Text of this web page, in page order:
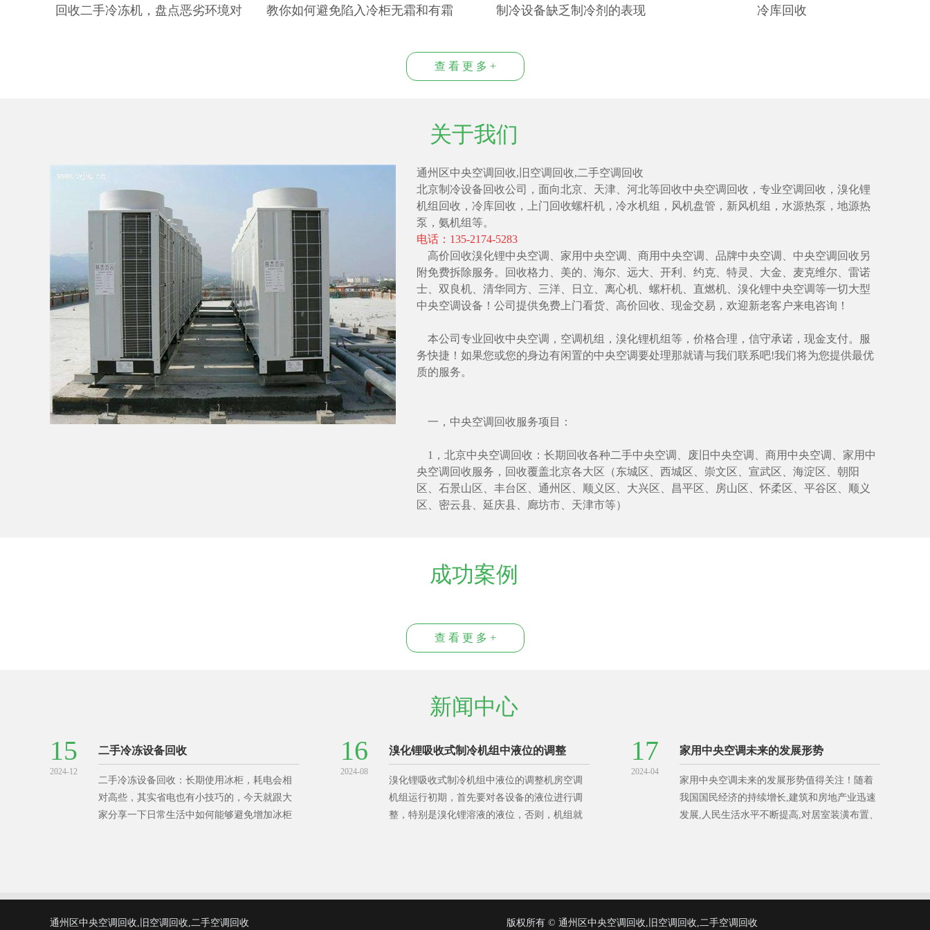
回收二手冷冻机，盘点恶劣环境对
教你如何避免陷入冷柜无霜和有霜
制冷设备缺乏制冷剂的表现 冷库回收
查 看 更 多 +
关于我们
通州区中央空调回收,旧空调回收,二手空调回收
北京制冷设备回收公司，面向北京、天津、河北等回收中央空调回收，专业空调回收，溴化锂
机组回收，冷库回收，上门回收螺杆机，冷水机组，风机盘管，新风机组，水源热泵，地源热
泵，氨机组等。
电话：135-2174-5283
高价回收溴化锂中央空调、家用中央空调、商用中央空调、品牌中央空调、中央空调回收另
附免费拆除服务。回收格力、美的、海尔、远大、开利、约克、特灵、大金、麦克维尔、雷诺
士、双良机、清华同方、三洋、日立、离心机、螺杆机、直燃机、溴化锂中央空调等一切大型
中央空调设备！公司提供免费上门看货、高价回收、现金交易，欢迎新老客户来电咨询！
本公司专业回收中央空调，空调机组，溴化锂机组等，价格合理，信守承诺，现金支付。服
务快捷！如果您或您的身边有闲置的中央空调要处理那就请与我们联系吧!我们将为您提供最优
质的服务。
一，中央空调回收服务项目：
1，北京中央空调回收：长期回收各种二手中央空调、废旧中央空调、商用中央空调、家用中
央空调回收服务，回收覆盖北京各大区（东城区、西城区、崇文区、宣武区、海淀区、朝阳
区、石景山区、丰台区、通州区、顺义区、大兴区、昌平区、房山区、怀柔区、平谷区、顺义
区、密云县、延庆县、廊坊市、天津市等）
成功案例
查 看 更 多 +
新闻中心
15
2024-12
二手冷冻设备回收
二手冷冻设备回收：长期使用冰柜，耗电会相
对高些，其实省电也有小技巧的，今天就跟大
家分享一下日常生活中如何能够避免增加冰柜
16
2024-08
溴化锂吸收式制冷机组中液位的调整
溴化锂吸收式制冷机组中液位的调整机房空调
机组运行初期，首先要对各设备的液位进行调
整，特别是溴化锂溶液的液位，否则，机组就
17
2024-04
家用中央空调未来的发展形势
家用中央空调未来的发展形势值得关注！随着
我国国民经济的持续增长,建筑和房地产业迅速
发展,人民生活水平不断提高,对居室装潢布置、
通州区中央空调回收,旧空调回收,二手空调回收 版权所有 © 通州区中央空调回收,旧空调回收,二手空调回收